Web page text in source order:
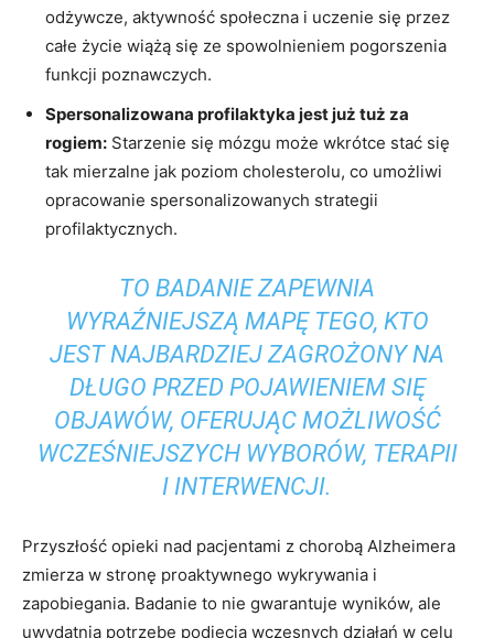
odżywcze, aktywność społeczna i uczenie się przez
całe życie wiążą się ze spowolnieniem pogorszenia
funkcji poznawczych.
Spersonalizowana profilaktyka jest już tuż za
rogiem: Starzenie się mózgu może wkrótce stać się
tak mierzalne jak poziom cholesterolu, co umożliwi
opracowanie spersonalizowanych strategii
profilaktycznych.
TO BADANIE ZAPEWNIA
WYRAŹNIEJSZĄ MAPĘ TEGO, KTO
JEST NAJBARDZIEJ ZAGROŻONY NA
DŁUGO PRZED POJAWIENIEM SIĘ
OBJAWÓW, OFERUJĄC MOŻLIWOŚĆ
WCZEŚNIEJSZYCH WYBORÓW, TERAPII
I INTERWENCJI.
Przyszłość opieki nad pacjentami z chorobą Alzheimera
zmierza w stronę proaktywnego wykrywania i
zapobiegania. Badanie to nie gwarantuje wyników, ale
uwydatnia potrzebę podjęcia wczesnych działań w celu